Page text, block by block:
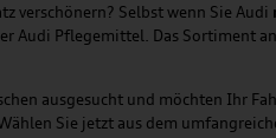
verschönern? Selbst wenn Sie Audi
Audi Pflegemittel. Das Sortiment
ausgesucht und möchten Ihr
Sie jetzt aus dem